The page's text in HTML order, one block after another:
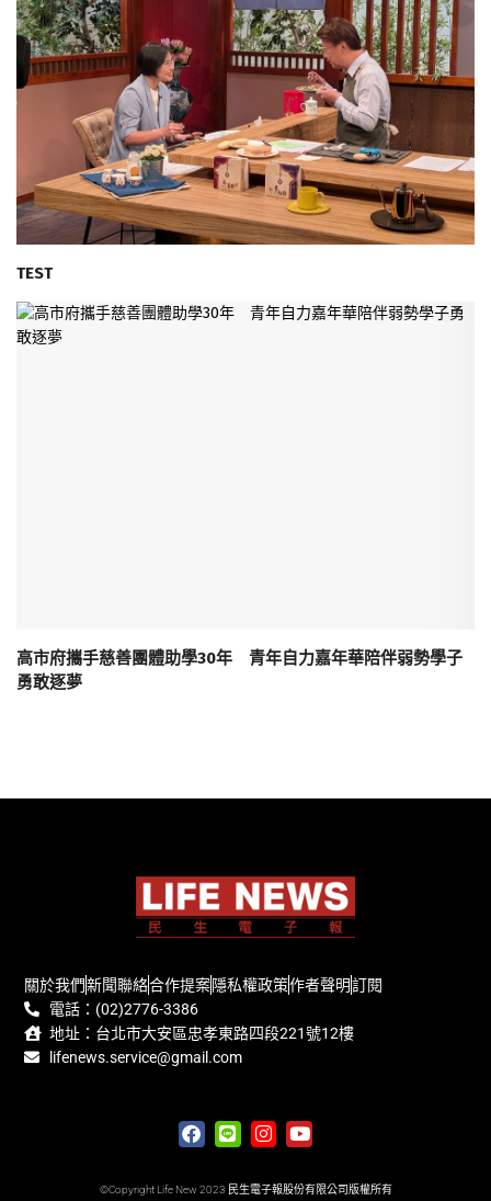
TEST
高市府攜手慈善團體助學30年 青年自力嘉年華陪伴弱勢學子
勇敢逐夢
關於我們新聞聯絡合作提案隱私權政策作者聲明訂閱
電話：(02)2776-3386
地址：台北市大安區忠孝東路四段221號12樓
lifenews.service@gmail.com
©Copyright Life New 2023 民生電子報股份有限公司版權所有